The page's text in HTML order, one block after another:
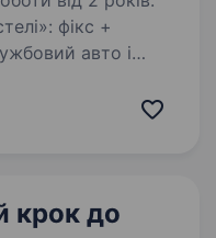
з 26-річною
крок до